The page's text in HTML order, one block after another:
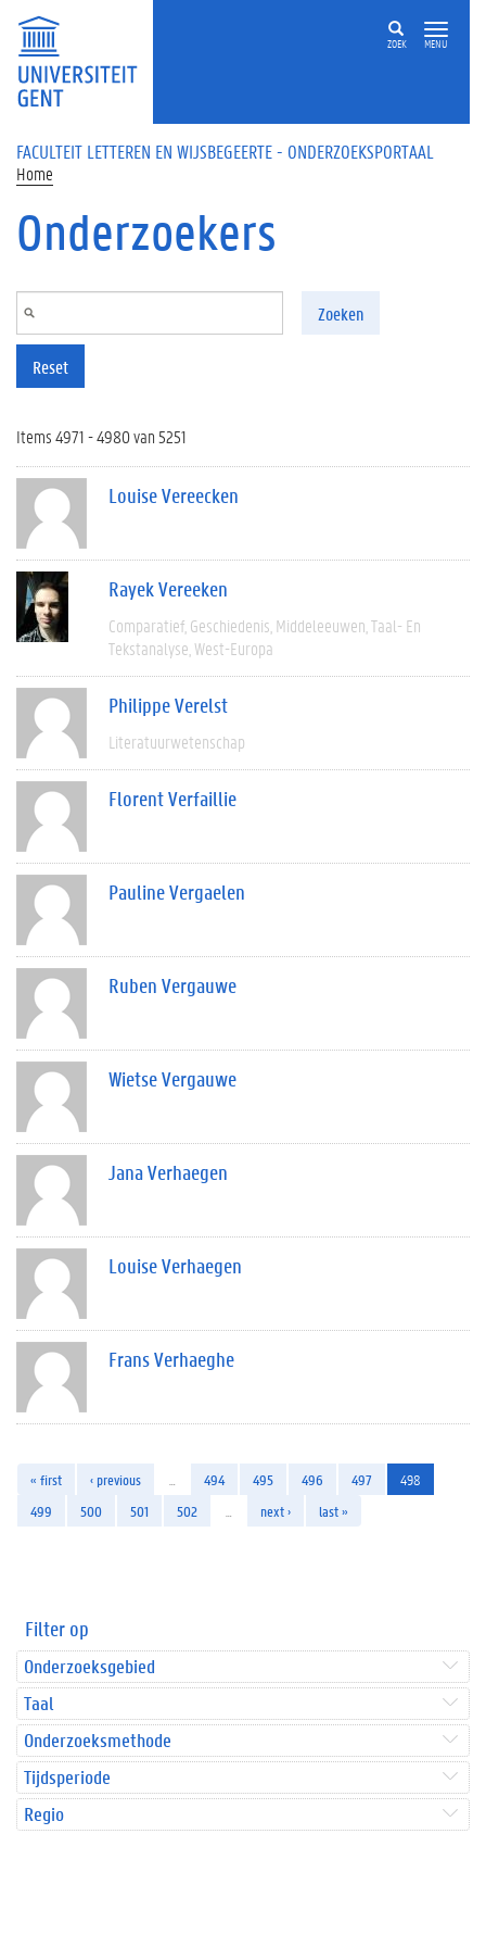
Overslaan en naar de inhoud gaan
ZOEK MENU
FACULTEIT LETTEREN EN WIJSBEGEERTE - ONDERZOEKSPORTAAL
Home
Onderzoekers
Zoeken
Reset
Items 4971 - 4980 van 5251
Louise Vereecken
Rayek Vereeken
Comparatief Geschiedenis Middeleeuwen Taal- En
Tekstanalyse West-Europa
Philippe Verelst
Literatuurwetenschap
Florent Verfaillie
Pauline Vergaelen
Ruben Vergauwe
Wietse Vergauwe
Jana Verhaegen
Louise Verhaegen
Frans Verhaeghe
« first ‹ previous 494 495 496 497
498
499
500 501 502 next › last »
Filter op
Onderzoeksgebied
Taal
Onderzoeksmethode
Tijdsperiode
Regio